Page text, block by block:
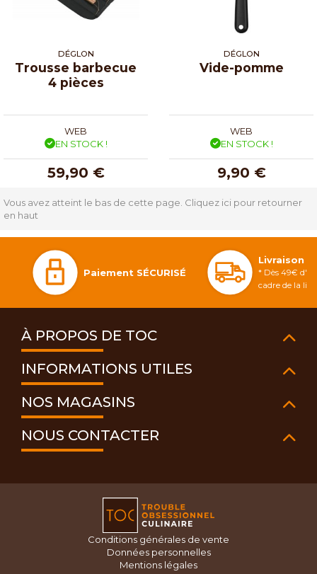
DÉGLON
Trousse barbecue
4 pièces
WEB
EN STOCK !
59,90 €
DÉGLON
Vide-pomme
WEB
EN STOCK !
9,90 €
Vous avez atteint le bas de cette page. Cliquez ici pour retourner
en haut
Paiement SÉCURISÉ
Livraison
* Dès 49€
cadre de la
À PROPOS DE TOC
INFORMATIONS UTILES
NOS MAGASINS
NOUS CONTACTER
Conditions générales de vente
Données personnelles
Mentions légales